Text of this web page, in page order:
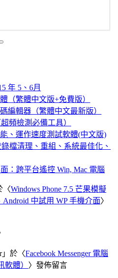
年 5、6月
（繁體中文版+免費版）
編輯器（繁體中文最新版）
頻檢測必備工具）
能、運作速度測試軟體(中文版)
錄檔清理、重組、系統最佳化、
：跨平台遙控 Win, Mac 電腦
〈Windows Phone 7.5 芒果模擬
Android 中試用 WP 手機介面〉
」於〈Facebook Messenger 電腦
軟體） 〉發佈留言